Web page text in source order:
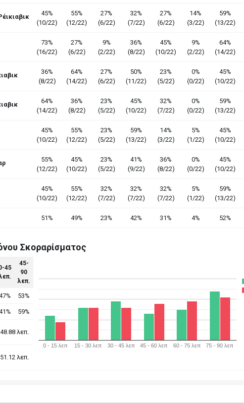
45%
(10/22)
55%
(12/22)
27%
(6/22)
32%
(7/22)
27%
(6/22)
14%
(3/22)
59%
(13/22)
73%
(16/22)
27%
(6/22)
9%
(2/22)
36%
(8/22)
45%
(10/22)
9%
(2/22)
64%
(14/22)
36%
(8/22)
64%
(14/22)
27%
(6/22)
50%
(11/22)
23%
(5/22)
0%
(0/22)
45%
(10/22)
64%
(14/22)
36%
(8/22)
23%
(5/22)
45%
(10/22)
32%
(7/22)
0%
(0/22)
59%
(13/22)
45%
(10/22)
55%
(12/22)
23%
(5/22)
59%
(13/22)
14%
(3/22)
5%
(1/22)
45%
(10/22)
55%
(12/22)
45%
(10/22)
23%
(5/22)
41%
(9/22)
36%
(8/22)
0%
(0/22)
45%
(10/22)
45%
(10/22)
55%
(12/22)
32%
(7/22)
32%
(7/22)
32%
(7/22)
5%
(1/22)
59%
(13/22)
51% 49% 23% 42% 31% 4% 52%
Σκοραρίσματος
45
45-
90
λεπ.
0 - 15 λεπ 15 - 30 λεπ 30 - 45 λεπ 45 - 60 λεπ 60 - 75 λεπ 75 - 90 λεπ
53%
59%
48.88 λεπ.
51.12 λεπ.